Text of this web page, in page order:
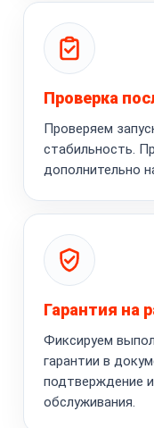
Проверка
Проверяем
стабильность.
дополнительно
Гарантия на
Фиксируем
гарантии в
подтверждение
обслуживания.